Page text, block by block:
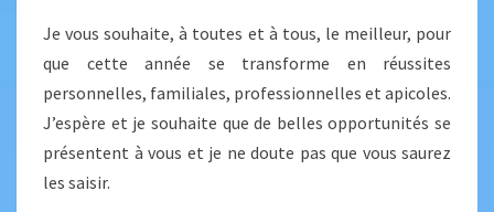
Je vous souhaite, à toutes et à tous, le meilleur, pour
que cette année se transforme en réussites
personnelles, familiales, professionnelles et apicoles.
J’espère et je souhaite que de belles opportunités se
présentent à vous et je ne doute pas que vous saurez
les saisir.